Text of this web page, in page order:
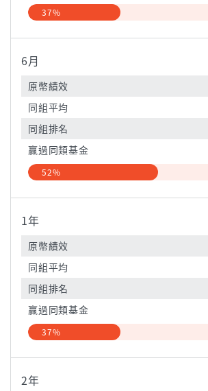
37%
6月
原幣績效
同組平均
同組排名
贏過同類基金
52%
1年
原幣績效
同組平均
同組排名
贏過同類基金
37%
2年